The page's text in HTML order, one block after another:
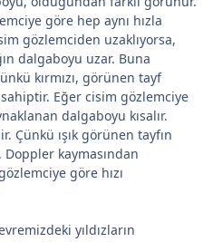
göre hep aynı hızla
gözlemciden uzaklıyorsa,
dalgaboyu uzar. Buna
kırmızı, görünen tayf
Eğer cisim gözlemciye
dalgaboyu kısalır.
Çünkü ışık görünen tayfın
kaymasından
göre hızı
yıldızların